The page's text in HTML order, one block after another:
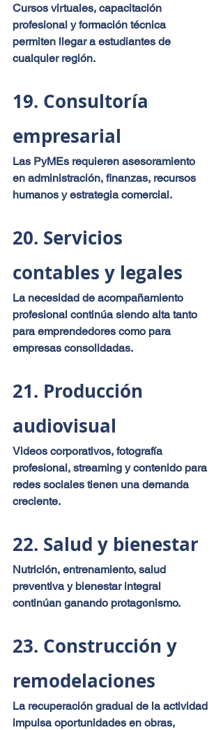
Cursos virtuales, capacitación
profesional y formación técnica
permiten llegar a estudiantes de
cualquier región.
19. Consultoría
empresarial
Las PyMEs requieren asesoramiento
en administración, finanzas, recursos
humanos y estrategia comercial.
20. Servicios
contables y legales
La necesidad de acompañamiento
profesional continúa siendo alta tanto
para emprendedores como para
empresas consolidadas.
21. Producción
audiovisual
Videos corporativos, fotografía
profesional, streaming y contenido para
redes sociales tienen una demanda
creciente.
22. Salud y bienestar
Nutrición, entrenamiento, salud
preventiva y bienestar integral
continúan ganando protagonismo.
23. Construcción y
remodelaciones
La recuperación gradual de la actividad
impulsa oportunidades en obras,